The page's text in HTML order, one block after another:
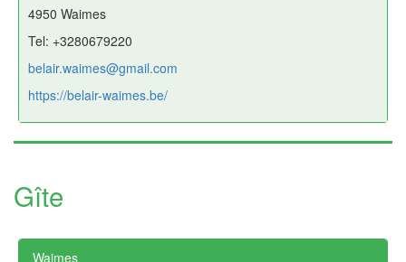
4950 Waimes
Tel: +3280679220
belair.waimes@gmail.com
https://belair-waimes.be/
Gîte
Waimes